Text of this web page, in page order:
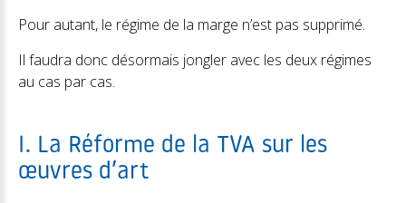
Pour autant, le régime de la marge n’est pas supprimé.
Il faudra donc désormais jongler avec les deux régimes
au cas par cas.
I. La Réforme de la TVA sur les
œuvres d’art